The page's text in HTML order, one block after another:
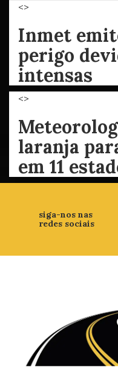
<>
Inmet
perigo
intensas
<>
laranja
em 11
siga-nos nas
redes sociais